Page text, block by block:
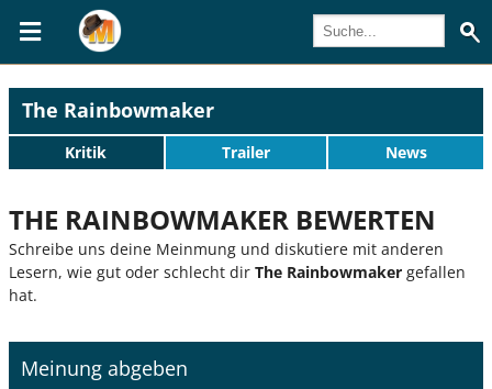
The Rainbowmaker
Kritik Trailer News
THE RAINBOWMAKER BEWERTEN
Schreibe uns deine Meinmung und diskutiere mit anderen
Lesern, wie gut oder schlecht dir The Rainbowmaker gefallen
hat.
Meinung abgeben